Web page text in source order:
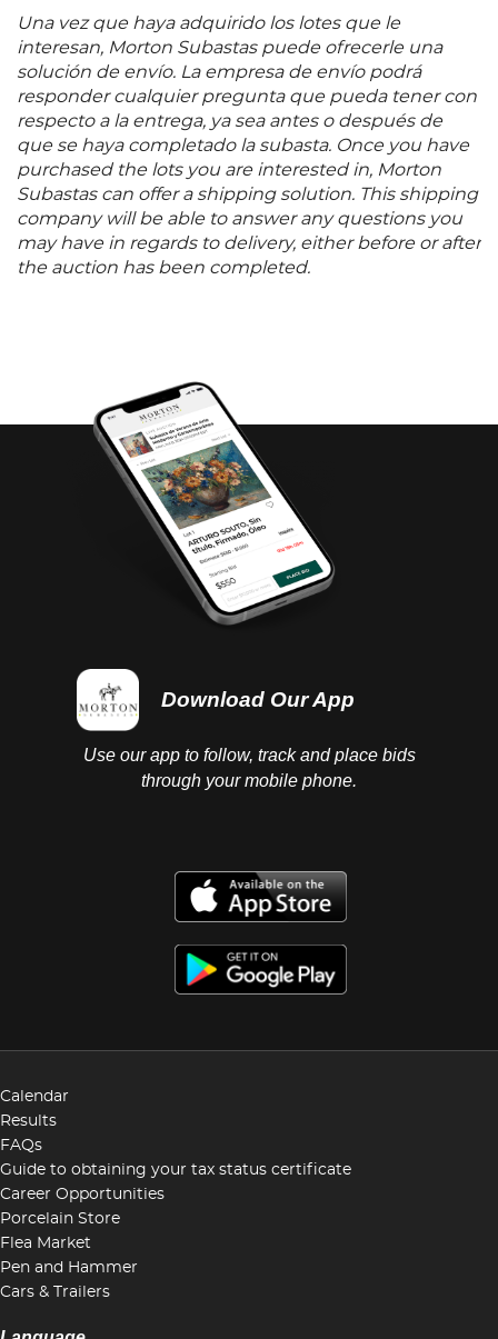
tretas y engaños.
Una vez que haya adquirido los lotes que le
interesan, Morton Subastas puede ofrecerle una
solución de envío. La empresa de envío podrá
responder cualquier pregunta que pueda tener con
respecto a la entrega, ya sea antes o después de
que se haya completado la subasta. Once you have
purchased the lots you are interested in, Morton
Subastas can offer a shipping solution. This shipping
company will be able to answer any questions you
may have in regards to delivery, either before or after
the auction has been completed.
Download Our App
Use our app to follow, track and place bids
through your mobile phone.
Calendar
Results
FAQs
Guide to obtaining your tax status certificate
Career Opportunities
Porcelain Store
Flea Market
Pen and Hammer
Cars & Trailers